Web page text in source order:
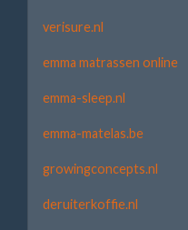
verisure.nl
emma matrassen online
emma-sleep.nl
emma-matelas.be
growingconcepts.nl
deruiterkoffie.nl